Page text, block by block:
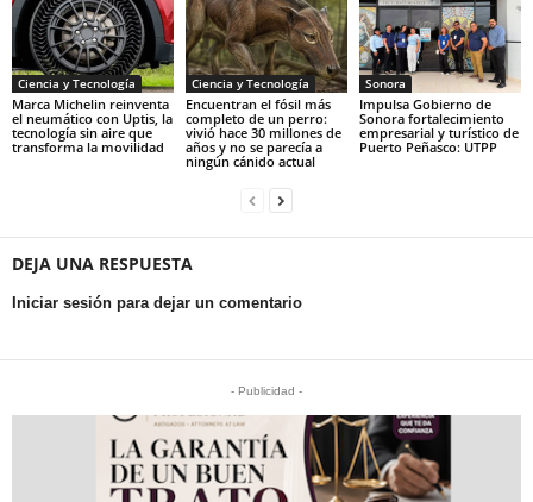
Ciencia y Tecnología
Marca Michelin reinventa
el neumático con Uptis, la
tecnología sin aire que
transforma la movilidad
Ciencia y Tecnología
Encuentran el fósil más
completo de un perro:
vivió hace 30 millones de
años y no se parecía a
ningún cánido actual
Sonora
Impulsa Gobierno de
Sonora fortalecimiento
empresarial y turístico de
Puerto Peñasco: UTPP
DEJA UNA RESPUESTA
Iniciar sesión para dejar un comentario
- Publicidad -